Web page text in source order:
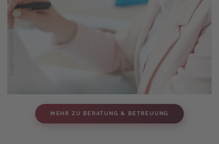
MEHR ZU BERATUNG & BETREUUNG